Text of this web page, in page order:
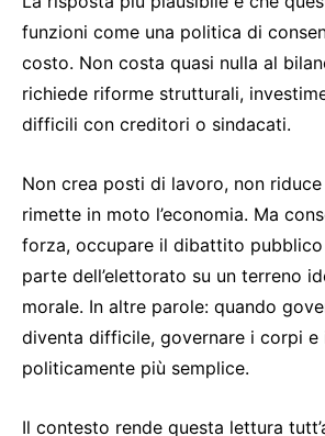
funzioni come una politica di
costo. Non costa quasi nulla al
richiede riforme strutturali,
difficili con creditori o sindacati.
Non crea posti di lavoro, non
rimette in moto l’economia. Ma
forza, occupare il dibattito
parte dell’elettorato su un terreno
morale. In altre parole: quando
diventa difficile, governare i corpi e
politicamente più semplice.
Il contesto rende questa lettura